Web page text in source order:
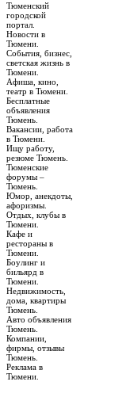
Тюменский
городской
портал.
Новости в
Тюмени.
События, бизнес,
светская жизнь в
Тюмени.
Афиша, кино,
театр в Тюмени.
Бесплатные
объявления
Тюмень.
Вакансии, работа
в Тюмени.
Ищу работу,
резюме Тюмень.
Тюменские
форумы –
Тюмень.
Юмор, анекдоты,
афоризмы.
Отдых, клубы в
Тюмени.
Кафе и
рестораны в
Тюмени.
Боулинг и
бильярд в
Тюмени.
Недвижимость,
дома, квартиры
Тюмень.
Авто объявления
Тюмень.
Компании,
фирмы, отзывы
Тюмень.
Реклама в
Тюмени.